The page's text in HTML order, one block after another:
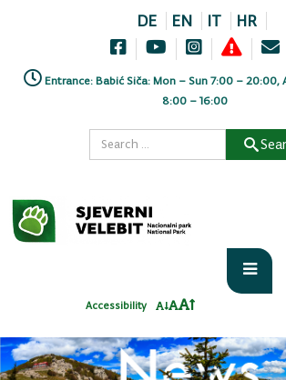
DE EN IT HR
Entrance: Babić Siča: Mon – Sun 7:00 – 20:00,
8:00 – 16:00
Accessibility